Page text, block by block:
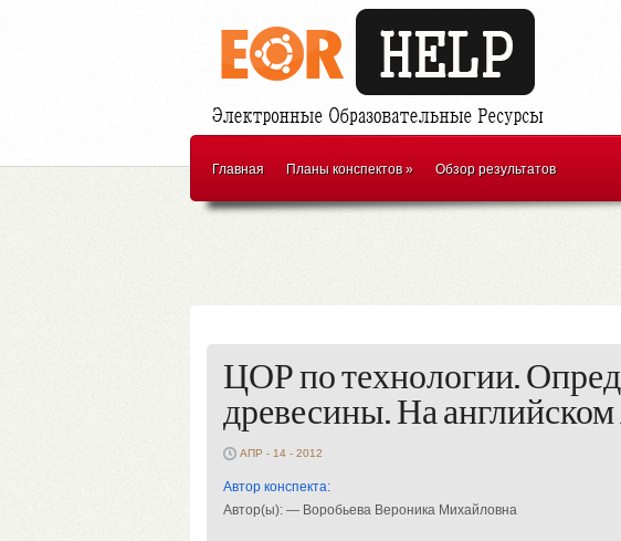
Главная Планы конспектов» Обзор результатов
ЦОР по технологии.
древесины. На английском
АПР - 14 - 2012
Автор конспекта:
Автор(ы): — Воробьева Вероника Михайловна